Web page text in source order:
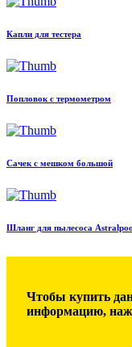
Капли для тестера
Попловок с термометром
Сачек с мешком большой
Шланг для пылесоса
Чтобы купить
информацию,